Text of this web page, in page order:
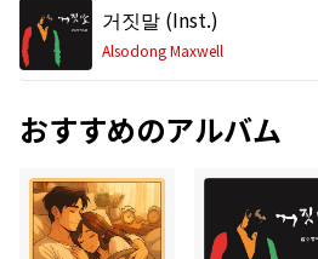
거짓말 (Inst.)
Alsodong Maxwell
おすすめのアルバム